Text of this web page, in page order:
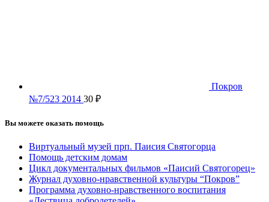
Покров
№7/523 2014 30 ₽
Вы можете оказать помощь
Виртуальный музей прп. Паисия Святогорца
Помощь детским домам
Цикл документальных фильмов «Паисий Святогорец»
Журнал духовно-нравственной культуры “Покров”
Программа духовно-нравственного воспитания